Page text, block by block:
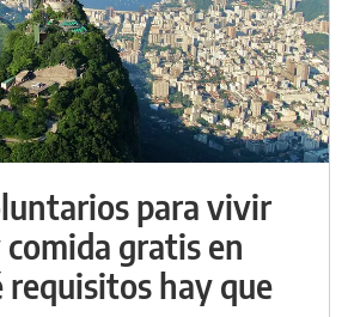
para vivir
comida gratis en
requisitos hay que